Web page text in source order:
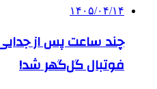
۱۴۰۵/۰۴/۱۴
چند ساعت پس از جدایی
فوتبال گل‌گهر شد!